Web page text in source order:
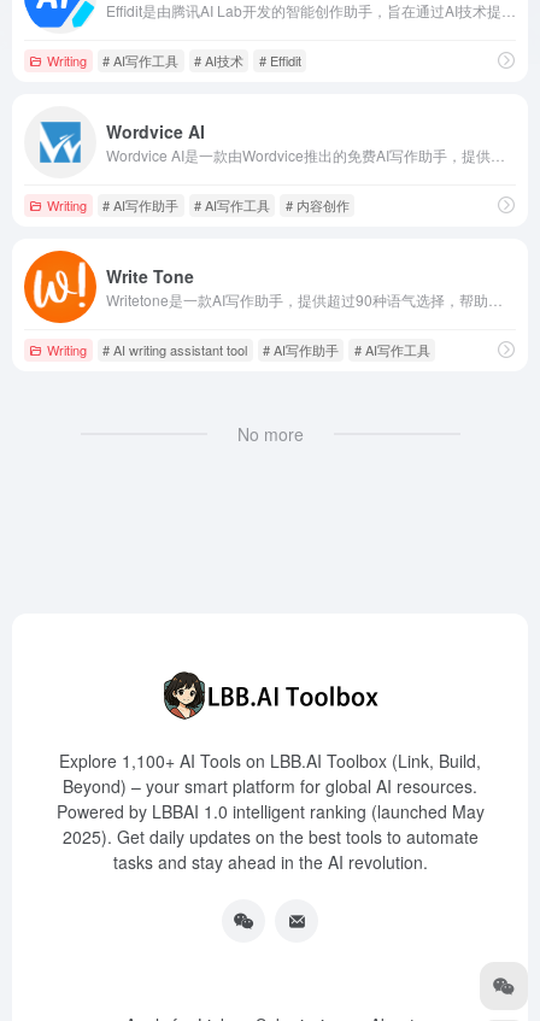
Writing # AI写作工具 # AI技术 # Effidit
Wordvice AI
Writing # AI写作助手 # AI写作工具 # 内容创作
Write Tone
Writing # AI writing assistant tool # AI写作助手 # AI写作工具
No more
Explore 1,100+ AI Tools on LBB.AI Toolbox (Link, Build,
Beyond) – your smart platform for global AI resources.
Powered by LBBAI 1.0 intelligent ranking (launched May
2025). Get daily updates on the best tools to automate
tasks and stay ahead in the AI revolution.